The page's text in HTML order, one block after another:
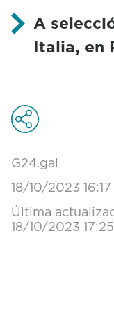
A
Italia, en
G24.gal
18/10/2023 16:17
Última
18/10/2023 17:25